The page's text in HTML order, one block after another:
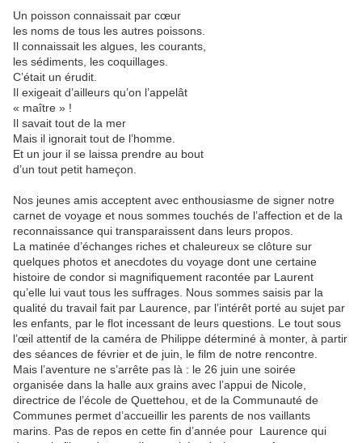
Un poisson connaissait par cœur
les noms de tous les autres poissons.
Il connaissait les algues, les courants,
les sédiments, les coquillages.
C’était un érudit.
Il exigeait d’ailleurs qu’on l’appelât
« maître » !
Il savait tout de la mer
Mais il ignorait tout de l’homme.
Et un jour il se laissa prendre au bout
d’un tout petit hameçon.
Nos jeunes amis acceptent avec enthousiasme de signer notre
carnet de voyage et nous sommes touchés de l’affection et de la
reconnaissance qui transparaissent dans leurs propos.
La matinée d’échanges riches et chaleureux se clôture sur
quelques photos et anecdotes du voyage dont une certaine
histoire de condor si magnifiquement racontée par Laurent
qu’elle lui vaut tous les suffrages. Nous sommes saisis par la
qualité du travail fait par Laurence, par l’intérêt porté au sujet par
les enfants, par le flot incessant de leurs questions. Le tout sous
l’œil attentif de la caméra de Philippe déterminé à monter, à partir
des séances de février et de juin, le film de notre rencontre.
Mais l’aventure ne s’arrête pas là : le 26 juin une soirée
organisée dans la halle aux grains avec l’appui de Nicole,
directrice de l’école de Quettehou, et de la Communauté de
Communes permet d’accueillir les parents de nos vaillants
marins. Pas de repos en cette fin d’année pour Laurence qui